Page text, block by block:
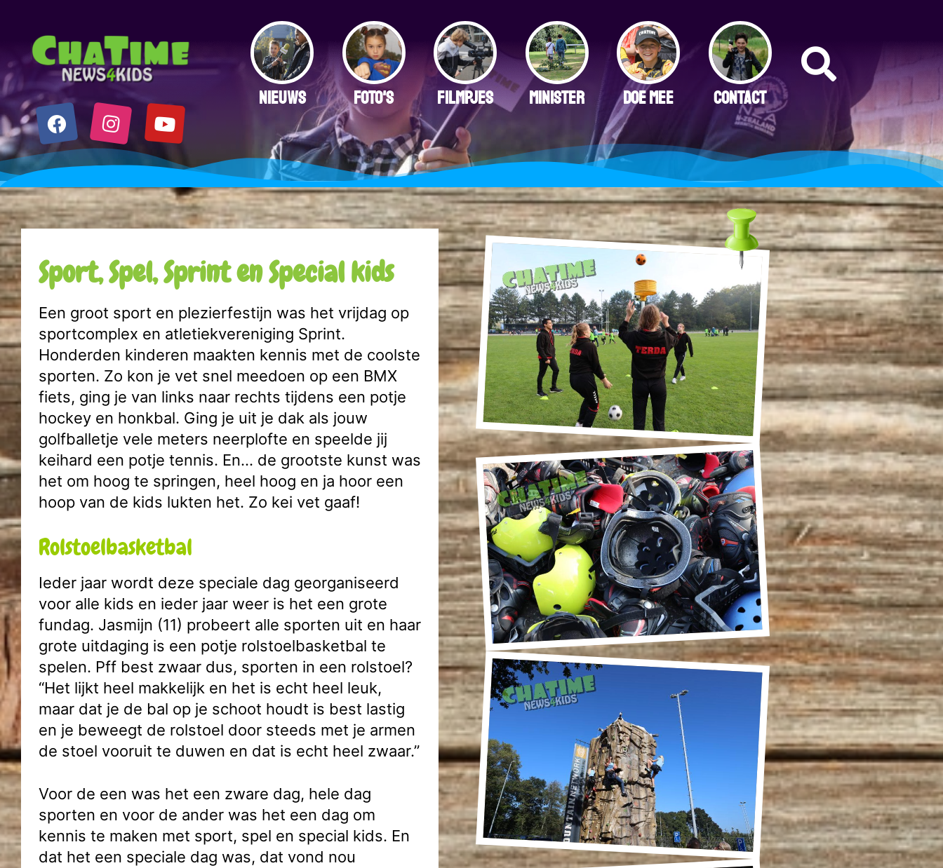
NIEUWS FOTO'S FILMPJES MINISTER DOE MEE CONTACT
Sport, Spel, Sprint en Special kids
Een groot sport en plezierfestijn was het vrijdag op
sportcomplex en atletiekvereniging Sprint.
Honderden kinderen maakten kennis met de coolste
sporten. Zo kon je vet snel meedoen op een BMX
fiets, ging je van links naar rechts tijdens een potje
hockey en honkbal. Ging je uit je dak als jouw
golfballetje vele meters neerplofte en speelde jij
keihard een potje tennis. En… de grootste kunst was
het om hoog te springen, heel hoog en ja hoor een
hoop van de kids lukten het. Zo kei vet gaaf!
Rolstoelbasketbal
Ieder jaar wordt deze speciale dag georganiseerd
voor alle kids en ieder jaar weer is het een grote
fundag. Jasmijn (11) probeert alle sporten uit en haar
grote uitdaging is een potje rolstoelbasketbal te
spelen. Pff best zwaar dus, sporten in een rolstoel?
“Het lijkt heel makkelijk en het is echt heel leuk,
maar dat je de bal op je schoot houdt is best lastig
en je beweegt de rolstoel door steeds met je armen
de stoel vooruit te duwen en dat is echt heel zwaar.”
Voor de een was het een zware dag, hele dag
sporten en voor de ander was het een dag om
kennis te maken met sport, spel en special kids. En
dat het een speciale dag was, dat vond nou